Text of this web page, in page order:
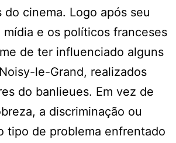
do cinema. Logo após seu
mídia e os políticos franceses
de ter influenciado alguns
le-Grand, realizados
do banlieues. Em vez de
a discriminação ou
tipo de problema enfrentado